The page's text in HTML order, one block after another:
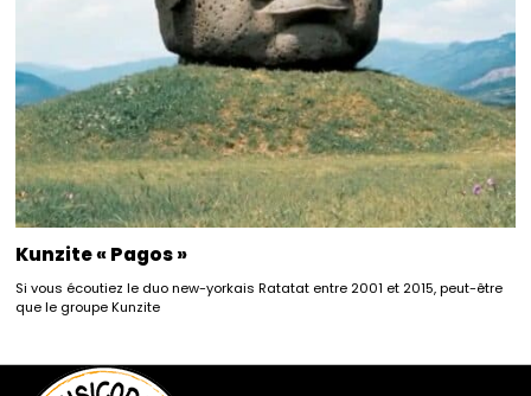
Kunzite « Pagos »
Si vous écoutiez le duo new-yorkais Ratatat entre 2001 et 2015, peut-être
que le groupe Kunzite